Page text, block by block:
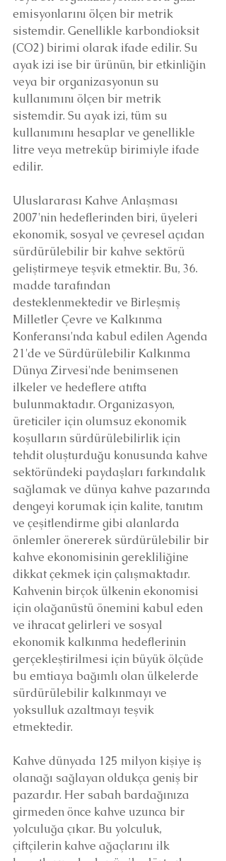
emisyonlarını ölçen bir metrik
sistemdir. Genellikle karbondioksit
(CO2) birimi olarak ifade edilir. Su
ayak izi ise bir ürünün, bir etkinliğin
veya bir organizasyonun su
kullanımını ölçen bir metrik
sistemdir. Su ayak izi, tüm su
kullanımını hesaplar ve genellikle
litre veya metreküp birimiyle ifade
edilir.
Uluslararası Kahve Anlaşması
2007'nin hedeflerinden biri, üyeleri
ekonomik, sosyal ve çevresel açıdan
sürdürülebilir bir kahve sektörü
geliştirmeye teşvik etmektir. Bu, 36.
madde tarafından
desteklenmektedir ve Birleşmiş
Milletler Çevre ve Kalkınma
Konferansı'nda kabul edilen Agenda
21'de ve Sürdürülebilir Kalkınma
Dünya Zirvesi'nde benimsenen
ilkeler ve hedeflere atıfta
bulunmaktadır. Organizasyon,
üreticiler için olumsuz ekonomik
koşulların sürdürülebilirlik için
tehdit oluşturduğu konusunda kahve
sektöründeki paydaşları farkındalık
sağlamak ve dünya kahve pazarında
dengeyi korumak için kalite, tanıtım
ve çeşitlendirme gibi alanlarda
önlemler önererek sürdürülebilir bir
kahve ekonomisinin gerekliliğine
dikkat çekmek için çalışmaktadır.
Kahvenin birçok ülkenin ekonomisi
için olağanüstü önemini kabul eden
ve ihracat gelirleri ve sosyal
ekonomik kalkınma hedeflerinin
gerçekleştirilmesi için büyük ölçüde
bu emtiaya bağımlı olan ülkelerde
sürdürülebilir kalkınmayı ve
yoksulluk azaltmayı teşvik
etmektedir.
Kahve dünyada 125 milyon kişiye iş
olanağı sağlayan oldukça geniş bir
pazardır. Her sabah bardağınıza
girmeden önce kahve uzunca bir
yolculuğa çıkar. Bu yolculuk,
çiftçilerin kahve ağaçlarını ilk